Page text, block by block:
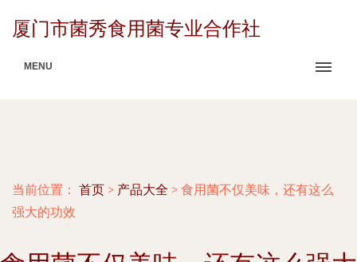
厦门市菌秀食用菌专业合作社
MENU
当前位置： 首页 > 产品大全 > 食用菌不仅美味，还有这么
强大的功效